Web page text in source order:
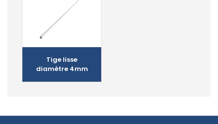
Tige lisse
diamètre 4mm